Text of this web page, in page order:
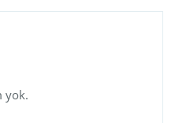
yok.